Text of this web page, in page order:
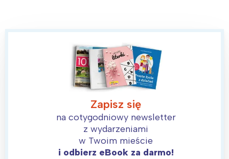
Zapisz się
na cotygodniowy newsletter
z wydarzeniami
w Twoim mieście
i odbierz eBook za darmo!